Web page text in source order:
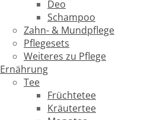
Deo
Schampoo
Zahn- & Mundpflege
Pflegesets
Weiteres zu Pflege
Ernährung
Tee
Früchtetee
Kräutertee